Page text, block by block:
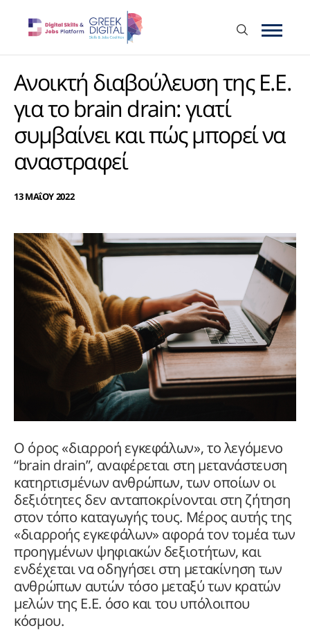
Ανοικτή διαβούλευση της Ε.Ε.
για το brain drain: γιατί
συμβαίνει και πώς μπορεί να
αναστραφεί
13 ΜΑΐΟΥ 2022
Ο όρος «διαρροή εγκεφάλων», το λεγόμενο
“brain drain”, αναφέρεται στη μετανάστευση
κατηρτισμένων ανθρώπων, των οποίων οι
δεξιότητες δεν ανταποκρίνονται στη ζήτηση
στον τόπο καταγωγής τους. Μέρος αυτής της
«διαρροής εγκεφάλων» αφορά τον τομέα των
προηγμένων ψηφιακών δεξιοτήτων, και
ενδέχεται να οδηγήσει στη μετακίνηση των
ανθρώπων αυτών τόσο μεταξύ των κρατών
μελών της Ε.Ε. όσο και του υπόλοιπου
κόσμου.